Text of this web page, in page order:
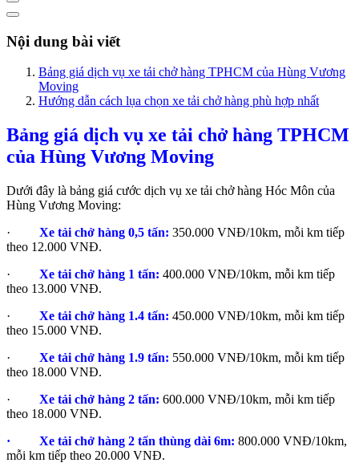
Nội dung bài viết
Bảng giá dịch vụ xe tải chở hàng TPHCM của Hùng Vương
Moving
Hướng dẫn cách lụa chọn xe tải chở hàng phù hợp nhất
Bảng giá dịch vụ xe tải chở hàng TPHCM
của Hùng Vương Moving
Dưới đây là bảng giá cước dịch vụ xe tải chở hàng Hóc Môn của
Hùng Vương Moving:
·
Xe tải chở hàng 0,5 tấn: 350.000 VNĐ/10km, mỗi km tiếp
theo 12.000 VNĐ.
·
Xe tải chở hàng 1 tấn: 400.000 VNĐ/10km, mỗi km tiếp
theo 13.000 VNĐ.
·
Xe tải chở hàng 1.4 tấn: 450.000 VNĐ/10km, mỗi km tiếp
theo 15.000 VNĐ.
·
Xe tải chở hàng 1.9 tấn: 550.000 VNĐ/10km, mỗi km tiếp
theo 18.000 VNĐ.
·
Xe tải chở hàng 2 tấn: 600.000 VNĐ/10km, mỗi km tiếp
theo 18.000 VNĐ.
· Xe tải chở hàng 2 tấn thùng dài 6m: 800.000 VNĐ/10km,
mỗi km tiếp theo 20.000 VNĐ.